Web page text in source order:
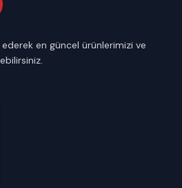
en güncel ürünlerimizi ve